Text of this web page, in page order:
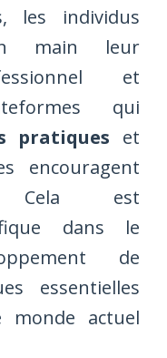
les individus
main leur
et
qui
pratiques et
encouragent
Cela est
dans le
de
essentielles
actuel